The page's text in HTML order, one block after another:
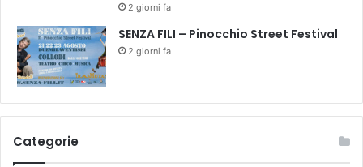
2 giorni fa
SENZA FILI – Pinocchio Street Festival
2 giorni fa
Categorie